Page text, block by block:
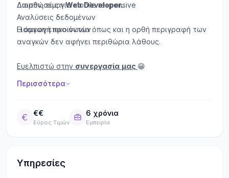
Λοιπόν, είμαιWeb Developer.
Διορθώσεις για mobile responsive
Αναλύσεις δεδομένων
Εισαγωγή προϊόντων
Η άμεση επικοινωνία όπως και η ορθή περιγραφή των
αναγκών δεν αφήνει περιθώρια λάθους.
Ευελπιστώ στην συνεργασία μας 😁
Περισσότερα
€€
Εύρος Τιμών
6 χρόνια
Εμπειρία
Υπηρεσίες